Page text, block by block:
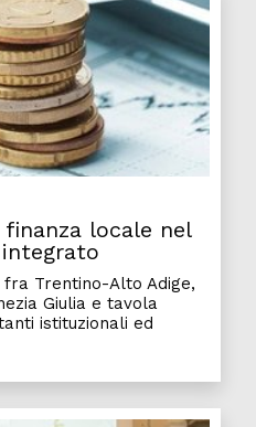
locale nel
Trentino-Alto Adige,
Giulia e tavola
istituzionali ed